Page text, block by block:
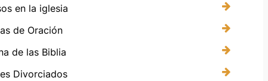
en la iglesia
de Oración
de las Biblia
Divorciados